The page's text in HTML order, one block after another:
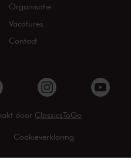
Organisatie
Vacatures
Contact
door ClassicsToGo
Cookieverklaring